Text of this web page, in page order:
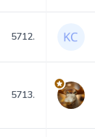
5712.
5713.